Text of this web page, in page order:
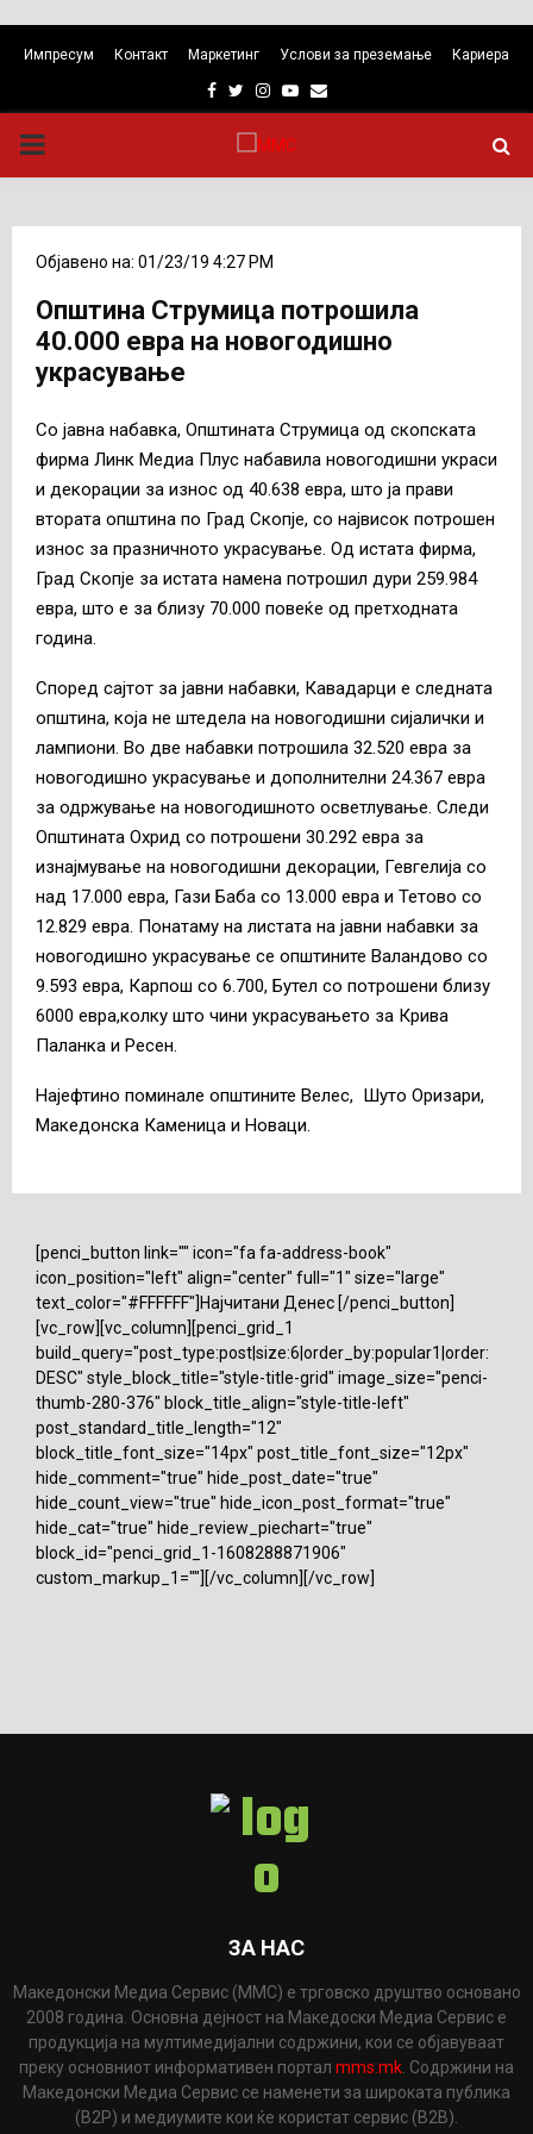
Импресум Контакт Маркетинг Услови за преземање Кариера
Facebook
TwitterInstagram
Youtube
Email
PRIMARY
Објавено на: 01/23/19 4:27 PM
Општина Струмица потрошила
40.000 евра на новогодишно
украсување
Со јавна набавка, Општината Струмица од скопската
фирма Линк Медиа Плус набавила новогодишни украси
и декорации за износ од 40.638 евра, што ја прави
втората општина по Град Скопје, со највисок потрошен
износ за празничното украсување. Од истата фирма,
Град Скопје за истата намена потрошил дури 259.984
евра, што е за близу 70.000 повеќе од претходната
година.
Според сајтот за јавни набавки, Кавадарци е следната
општина, која не штедела на новогодишни сијалички и
лампиони. Во две набавки потрошила 32.520 евра за
новогодишно украсување и дополнителни 24.367 евра
за одржување на новогодишното осветлување. Следи
Општината Охрид со потрошени 30.292 евра за
изнајмување на новогодишни декорации, Гевгелија со
над 17.000 евра, Гази Баба со 13.000 евра и Тетово со
12.829 евра. Понатаму на листата на јавни набавки за
новогодишно украсување се општините Валандово со
9.593 евра, Карпош со 6.700, Бутел со потрошени близу
6000 евра,колку што чини украсувањето за Крива
Паланка и Ресен.
Најефтино поминале општините Велес, Шуто Оризари,
Македонска Каменица и Новаци.
[penci_button link="" icon="fa fa-address-book"
icon_position="left" align="center" full="1" size="large"
text_color="#FFFFFF"]Најчитани Денес [/penci_button]
[vc_row][vc_column][penci_grid_1
build_query="post_type:post|size:6|order_by:popular1|order:
DESC" style_block_title="style-title-grid" image_size="penci-
thumb-280-376" block_title_align="style-title-left"
post_standard_title_length="12"
block_title_font_size="14px" post_title_font_size="12px"
hide_comment="true" hide_post_date="true"
hide_count_view="true" hide_icon_post_format="true"
hide_cat="true" hide_review_piechart="true"
block_id="penci_grid_1-1608288871906"
custom_markup_1=""][/vc_column][/vc_row]
ЗА НАС
Македонски Медиа Сервис (ММС) е трговско друштво основано
2008 година. Основна дејност на Македоски Медиа Сервис е
продукција на мултимедијални содржини, кои се објавуваат
преку основниот информативен портал mms.mk . Содржини на
Македонски Медиа Сервис се наменети за широката публика
(B2P) и медиумите кои ќе користат сервис (B2B).